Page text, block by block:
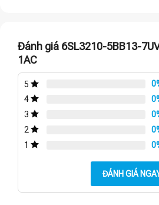
Đánh giá 6SL3210-5BB13-
1AC
5
4
3
2
1
ĐÁNH GIÁ